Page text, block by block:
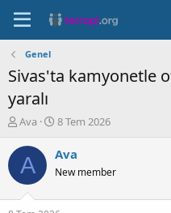
Genel
Sivas'ta kamyonetle
yaralı
K
n
b
u
u
Ava
B
ş
a
g
8 Tem 2026
A Ava
New member